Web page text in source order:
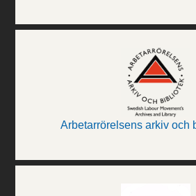
Arbetarrörelsens arkiv och